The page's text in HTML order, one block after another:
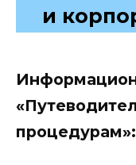
и
процедурам»: